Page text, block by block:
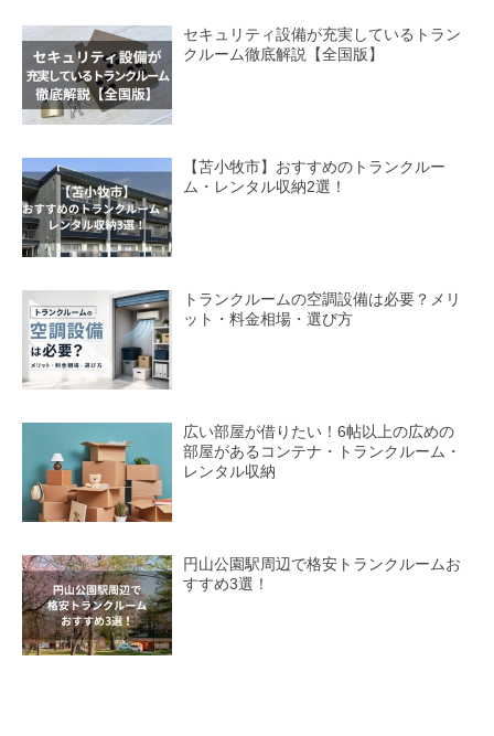
セキュリティ設備が充実しているトラン
クルーム徹底解説【全国版】
【苫小牧市】おすすめのトランクルー
ム・レンタル収納2選！
トランクルームの空調設備は必要？メリ
ット・料金相場・選び方
広い部屋が借りたい！6帖以上の広めの
部屋があるコンテナ・トランクルーム・
レンタル収納
円山公園駅周辺で格安トランクルームお
すすめ3選！